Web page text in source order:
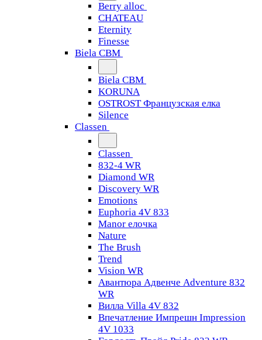
Berry alloc
CHATEAU
Eternity
Finesse
Biela CBM
Biela CBM
KORUNA
OSTROST Французская елка
Silence
Classen
Classen
832-4 WR
Diamond WR
Discovery WR
Emotions
Euphoria 4V 833
Manor елочка
Nature
The Brush
Trend
Vision WR
Авантюра Адвенче Adventure 832
WR
Вилла Villa 4V 832
Впечатление Импрешн Impression
4V 1033